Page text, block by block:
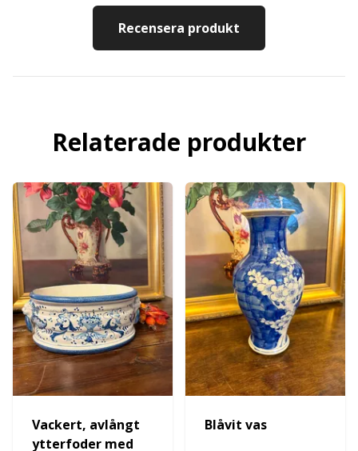
Recensera produkt
Relaterade produkter
Vackert, avlångt
ytterfoder med
Blåvit vas